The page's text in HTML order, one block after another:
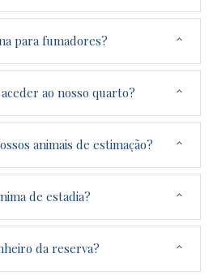
para fumadores?
ao nosso quarto?
animais de estimação?
de estadia?
da reserva?